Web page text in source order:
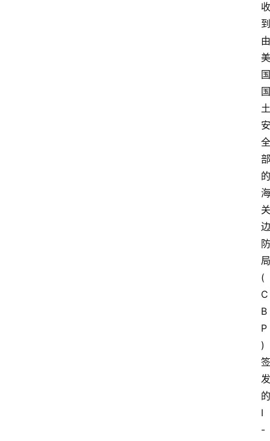
(
C
B
P
)
I
-